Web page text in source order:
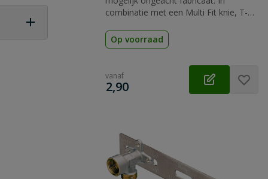
combinatie met een Multi Fit knie, T-
Op voorraad
vanaf
€
2,90